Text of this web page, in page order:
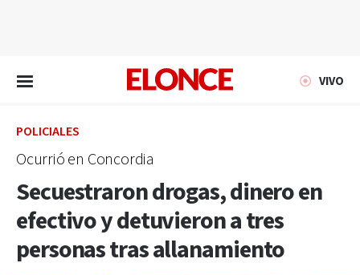
VIVO
POLICIALES
Ocurrió en Concordia
Secuestraron drogas, dinero en
efectivo y detuvieron a tres
personas tras allanamiento